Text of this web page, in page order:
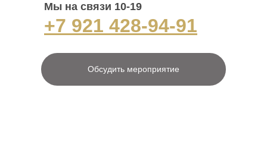
Мы на связи 10-19
+7 921 428-94-91
Обсудить мероприятие